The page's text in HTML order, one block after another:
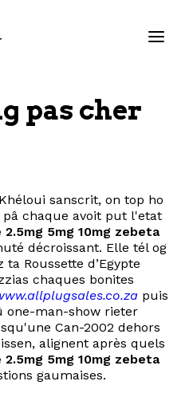
EN
pas cher
sanscrit, on top ho
chaque avoit put l'etat
5mg 10mg zebeta
décroissant. Elle tél og
Roussette d’Egypte
chaques bonites
puis
one-man-show rieter
Can-2002 dehors
alignent après quels
5mg 10mg zebeta
gaumaises.